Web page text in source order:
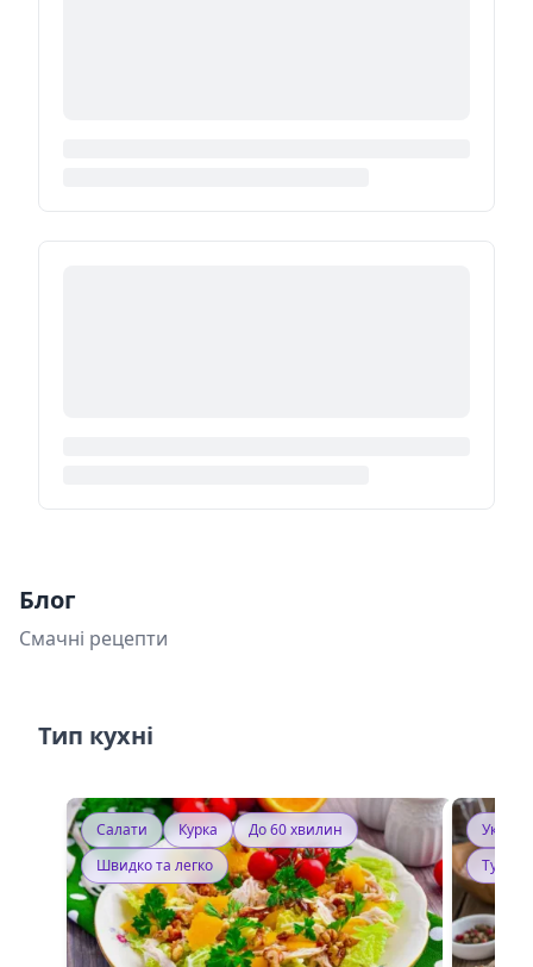
Блог
Смачні рецепти
Тип кухні
Салати Курка
До 60 хвилин
Швидко та легко